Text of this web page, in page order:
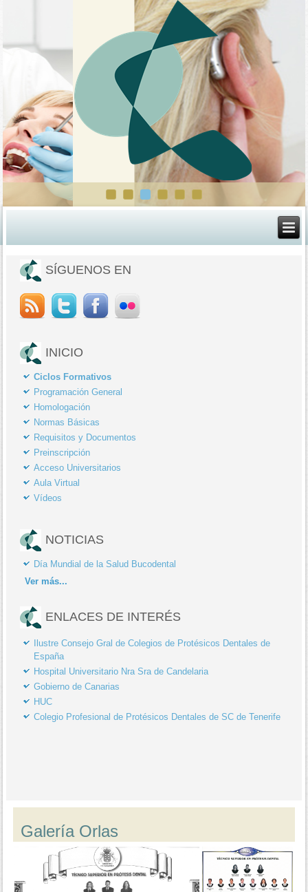
SÍGUENOS EN
INICIO
Ciclos Formativos
Programación General
Homologación
Normas Básicas
Requisitos y Documentos
Preinscripción
Acceso Universitarios
Aula Virtual
Vídeos
NOTICIAS
Día Mundial de la Salud Bucodental
Ver más...
ENLACES DE INTERÉS
Ilustre Consejo Gral de Colegios de Protésicos Dentales de
España
Hospital Universitario Nra Sra de Candelaria
Gobierno de Canarias
HUC
Colegio Profesional de Protésicos Dentales de SC de Tenerife
Galería Orlas